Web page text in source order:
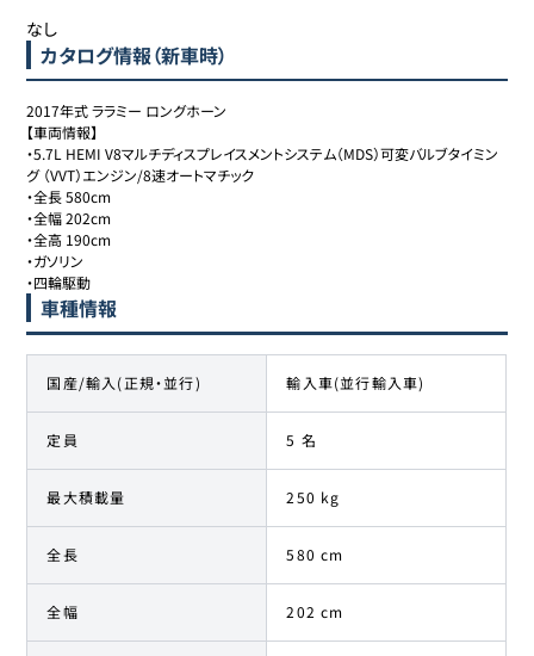
なし
カタログ情報（新車時）
2017年式 ララミー ロングホーン
【車両情報】
・5.7L HEMI V8マルチディスプレイスメントシステム（MDS）可変バルブタイミン
グ （VVT）エンジン/8速オートマチック
・全長 580cm
・全幅 202cm
・全高 190cm
・ガソリン
・四輪駆動
車種情報
国産/輸入(正規・並行) 輸入車(並行輸入車)
定員 5 名
最大積載量 250 kg
全長 580 cm
全幅 202 cm